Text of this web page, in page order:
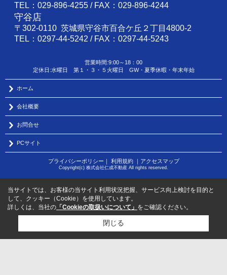
TEL：029-896-4255 / FAX：029-896-4244
守谷店
〒302-0110 茨城県守谷市百合ケ丘２丁目4800-2
TEL：0297-44-5242 / FAX：0297-44-5243
営業時間:9:00～18：00
定休日:水曜日 第１・３・５火曜日 GW・夏季休暇・年末年始
ホーム
会社概要
お問合せ
PCサイト
プライバシーポリシー ｜ 利用規約｜ アクセスマップ
Copyright(c) 株式会社仁成不動産 All rights reserved.
当サイトでは、お客様の当サイト利用状況把握、サービス向上検討を目的と
して、クッキー（Cookie）を使用しています。
詳しくは、当社の 「Cookieの取扱いについて」 をご確認ください。
閉じる